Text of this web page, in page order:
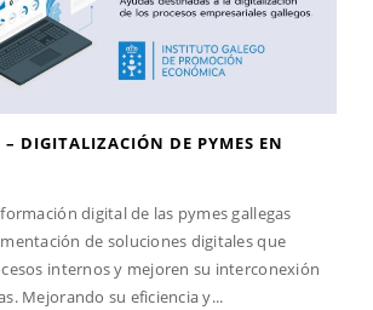
– DIGITALIZACIÓN DE PYMES EN
digital de las pymes gallegas
de soluciones digitales que
internos y mejoren su interconexión
Mejorando su eficiencia y...